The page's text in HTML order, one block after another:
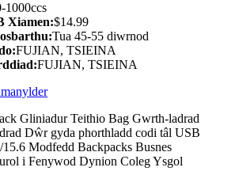
1000ccs
Xiamen:$14.99
Tua 45-55 diwrnod
FUJIAN, TSIEINA
FUJIAN, TSIEINA
manylder